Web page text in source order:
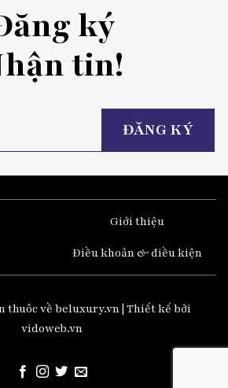
ký
tin!
Giới thiệu
Điều khoản & điều kiện
thuôc về beluxury.vn | Thiết kế bởi
vidoweb.vn